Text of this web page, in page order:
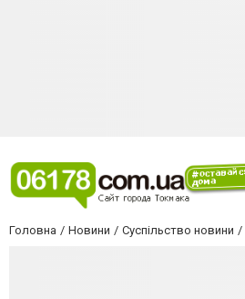
Головна Новини Суспільство новини